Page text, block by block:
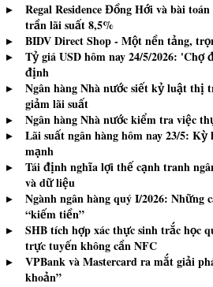
▸
Regal Residence Đồng Hới và bài
trần lãi suất 8,5%
▸
BIDV Direct Shop - Một nền tảng,
▸
Tỷ giá USD hôm nay 24/5/2026: 'Chợ
định
▸
Ngân hàng Nhà nước siết kỷ luật thị
giảm lãi suất
▸
Ngân hàng Nhà nước kiểm tra việc
▸
Lãi suất ngân hàng hôm nay 23/5:
mạnh
▸
Tái định nghĩa lợi thế cạnh tranh
và dữ liệu
▸
Ngành ngân hàng quý I/2026: Những
“kiếm tiền”
▸
SHB tích hợp xác thực sinh trắc học
trực tuyến không cần NFC
▸
VPBank và Mastercard ra mắt giải
khoản”